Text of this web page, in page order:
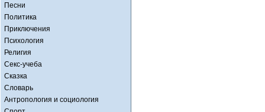
Песни
Политика
Приключения
Психология
Религия
Секс-учеба
Сказка
Словарь
Антропология и социология